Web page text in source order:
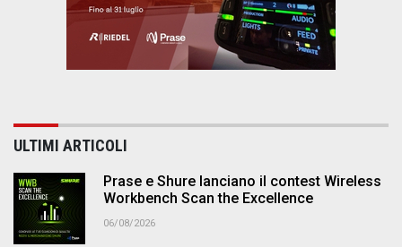
ULTIMI ARTICOLI
Prase e Shure lanciano il contest Wireless
Workbench Scan the Excellence
06/08/2026